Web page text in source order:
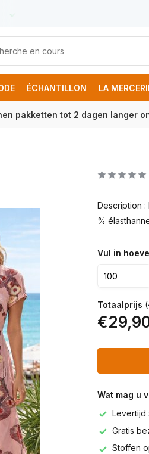
ÉCHANTILLON LA
pakketten tot 2 dagen langer
Description :
%
Vul in
Totaalprijs
Wat mag u
Levertijd
Gratis
Stoffen